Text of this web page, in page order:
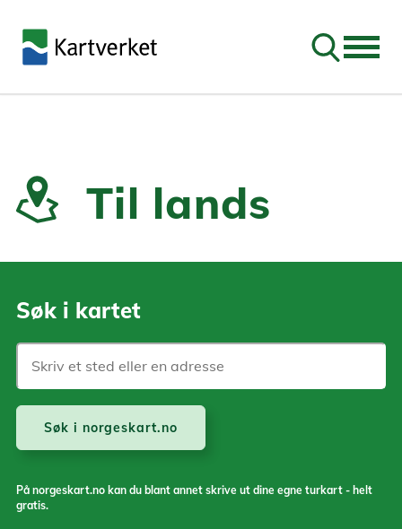
Søk
Til lands
Søk i kartet
Søk i norgeskart.no
På norgeskart.no kan du blant annet skrive ut dine egne turkart - helt
gratis.